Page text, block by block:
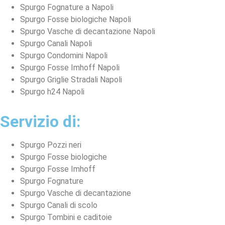
Spurgo Fognature a Napoli
Spurgo Fosse biologiche Napoli
Spurgo Vasche di decantazione Napoli
Spurgo Canali Napoli
Spurgo Condomini Napoli
Spurgo Fosse Imhoff Napoli
Spurgo Griglie Stradali Napoli
Spurgo h24 Napoli
Servizio di:
Spurgo Pozzi neri
Spurgo Fosse biologiche
Spurgo Fosse Imhoff
Spurgo Fognature
Spurgo Vasche di decantazione
Spurgo Canali di scolo
Spurgo Tombini e caditoie